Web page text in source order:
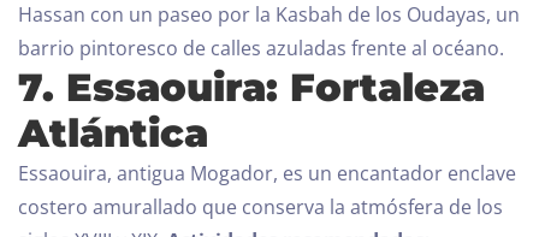
Hassan con un paseo por la Kasbah de los Oudayas, un
barrio pintoresco de calles azuladas frente al océano.
7. Essaouira: Fortaleza
Atlántica
Essaouira, antigua Mogador, es un encantador enclave
costero amurallado que conserva la atmósfera de los
Adultos
1
Niños Todas las edades
0